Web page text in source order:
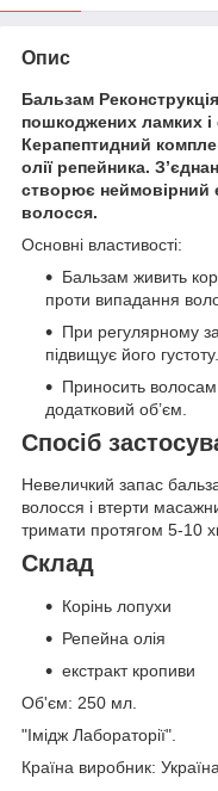
Опис
Бальзам Реконструкція
пошкоджених ламких
Керапептидний
олії репейника.
створює неймовірний
волосся.
Основні властивості:
Бальзам живить
проти випадання
При регулярному
підвищує його густоту.
Приносить волосам
додатковий об’єм.
Спосіб
Невеличкий запас
волосся і втерти
тримати протягом 5-10
Склад
Корінь лопухи
Репейна олія
екстракт кропиви
Об'єм: 250 мл.
"Імідж Лабораторії".
Країна виробник: Україна.